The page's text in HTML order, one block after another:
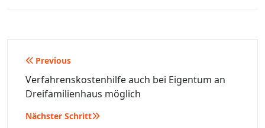
Beitragsnavigation
Previous
Verfahrenskostenhilfe auch bei Eigentum an
Dreifamilienhaus möglich
Nächster Schritt